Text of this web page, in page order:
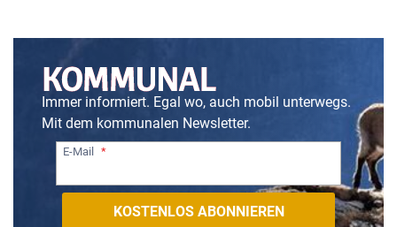
Immer informiert. Egal wo, auch mobil unterwegs.
Mit dem kommunalen Newsletter.
E-Mail